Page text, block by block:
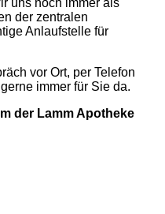
der zentralen
Anlaufstelle für
vor Ort, per Telefon
immer für Sie da.
der Lamm Apotheke